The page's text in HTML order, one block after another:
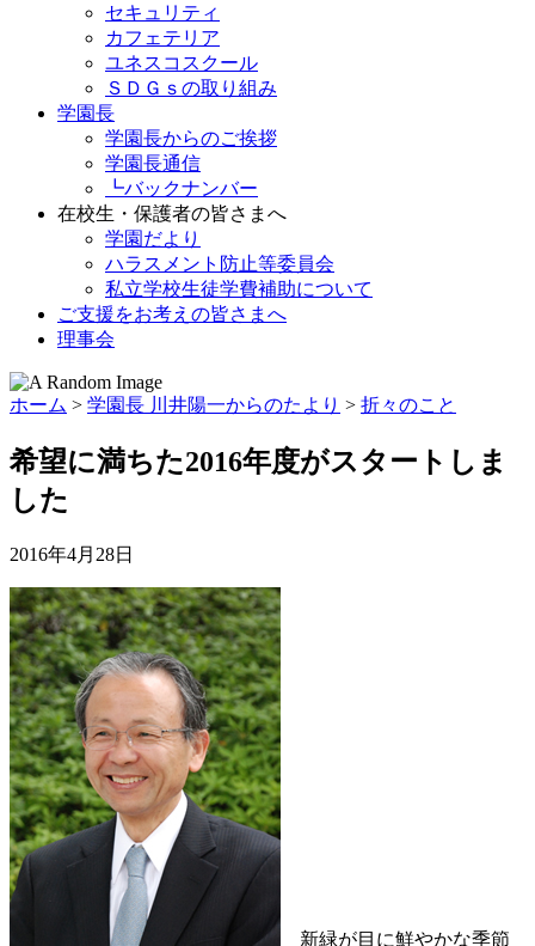
セキュリティ
カフェテリア
ユネスコスクール
ＳＤＧｓの取り組み
学園長
学園長からのご挨拶
学園長通信
┗バックナンバー
在校生・保護者の皆さまへ
学園だより
ハラスメント防止等委員会
私立学校生徒学費補助について
ご支援をお考えの皆さまへ
理事会
ホーム > 学園長 川井陽一からのたより > 折々のこと
希望に満ちた2016年度がスタートしま
した
2016年4月28日
新緑が目に鮮やかな季節